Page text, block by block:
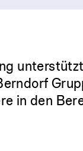
in den